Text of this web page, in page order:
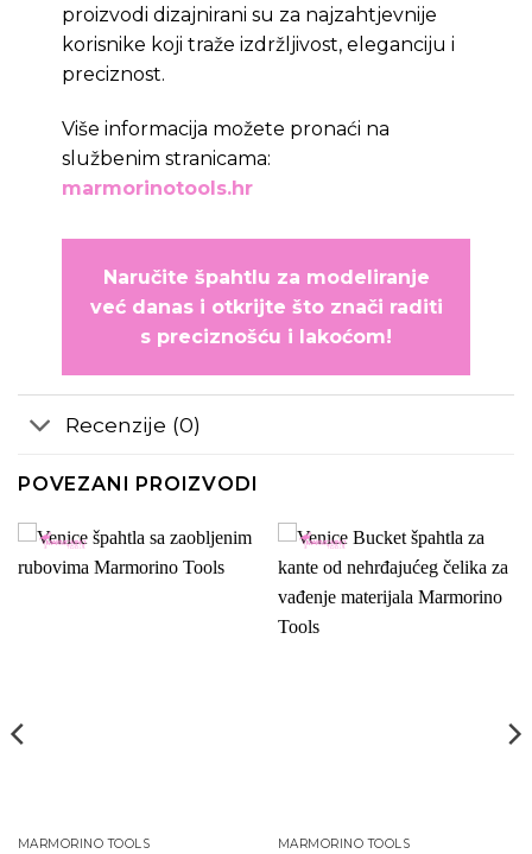
proizvodi dizajnirani su za najzahtjevnije
korisnike koji traže izdržljivost, eleganciju i
preciznost.
Više informacija možete pronaći na
službenim stranicama:
marmorinotools.hr
Naručite špahtlu za modeliranje
već danas i otkrijte što znači raditi
s preciznošću i lakoćom!
Recenzije (0)
POVEZANI PROIZVODI
MARMORINO TOOLS MARMORINO TOOLS